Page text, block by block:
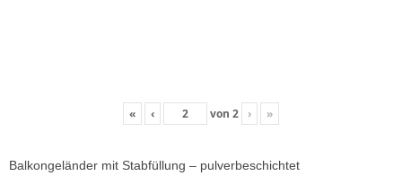
« ‹ von 2 › »
Balkongeländer mit Stabfüllung – pulverbeschichtet